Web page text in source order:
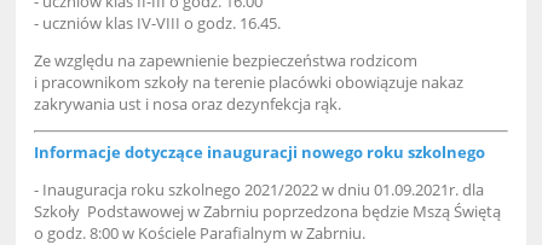
- uczniów klas IV-VIII o godz. 16.45.
Ze względu na zapewnienie bezpieczeństwa rodzicom
i pracownikom szkoły na terenie placówki obowiązuje nakaz
zakrywania ust i nosa oraz dezynfekcja rąk.
Informacje dotyczące inauguracji nowego roku szkolnego
- Inauguracja roku szkolnego 2021/2022 w dniu 01.09.2021r. dla
Szkoły Podstawowej w Zabrniu poprzedzona będzie Mszą Świętą
o godz. 8:00 w Kościele Parafialnym w Zabrniu.